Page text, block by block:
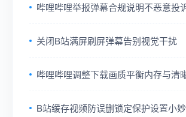
哔哩哔哩举报弹幕合规说明不恶意投
关闭B站满屏刷屏弹幕告别视觉干扰
哔哩哔哩调整下载画质平衡内存与清
B站缓存视频防误删锁定保护设置小